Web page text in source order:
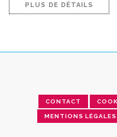
PLUS DE DÉTAILS
CONTACT
MENTIONS LÉGALES